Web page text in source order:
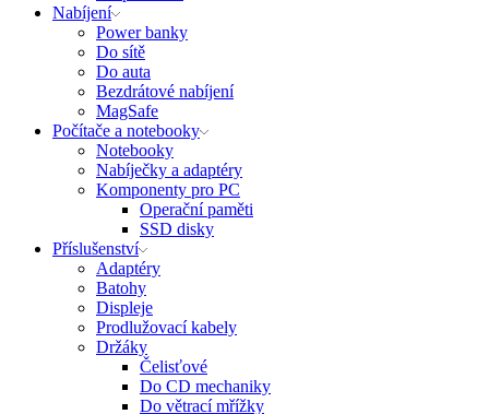
Nabíjení
Power banky
Do sítě
Do auta
Bezdrátové nabíjení
MagSafe
Počítače a notebooky
Notebooky
Nabíječky a adaptéry
Komponenty pro PC
Operační paměti
SSD disky
Příslušenství
Adaptéry
Batohy
Displeje
Prodlužovací kabely
Držáky
Čelisťové
Do CD mechaniky
Do větrací mřížky